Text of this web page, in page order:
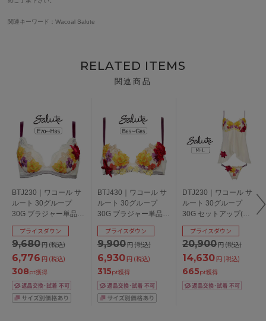
関連キーワード：Wacoal Salute
RELATED ITEMS
関連商品
BTJ230｜ワコール サ
ルート 30グループ
30G ブラジャー単品
小さく見せるブラ
EFGHカップ アンダー
70/75/80/85cm
9,680円(税込)
プライスダウン
6,776 円 (税込)
308pt獲得
BTJ430｜ワコール サ
ルート 30グループ
30G ブラジャー単品
P-upタイプ BCDEFG
カップ アンダー
65/70/75/80cm
9,900円(税込)
プライスダウン
6,930円 (税込)
315pt獲得
DTJ230｜ワコール サ
ルート 30グループ
30G セットアップ(キ
ャミ＋Ｔバック) M/L
20,900円(税込)
プライスダウン
14,630円 (税込)
665pt獲得